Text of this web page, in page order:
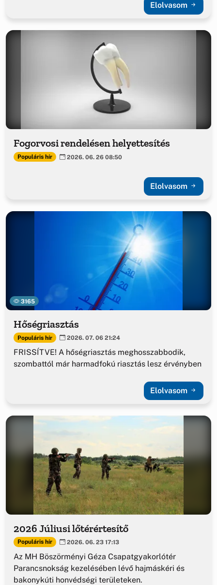
Elolvasom
Fogorvosi rendelésen helyettesítés
Populáris hír 2026. 06. 26 08:50
Elolvasom
3165
Hőségriasztás
Populáris hír 2026. 07. 06 21:24
FRISSÍTVE! A hőségriasztás meghosszabbodik,
szombattól már harmadfokú riasztás lesz érvényben
Elolvasom
2026 Júliusi lőtérértesítő
Populáris hír 2026. 06. 23 17:13
Az MH Böszörményi Géza Csapatgyakorlótér
Parancsnokság kezelésében lévő hajmáskéri és
bakonykúti honvédségi területeken.